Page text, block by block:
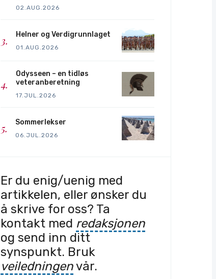
02.AUG.2026
Helner og Verdigrunnlaget
01.AUG.2026
Odysseen – en tidløs
veteranberetning
17.JUL.2026
Sommerlekser
06.JUL.2026
Er du enig/uenig med
artikkelen, eller ønsker du
å skrive for oss? Ta
kontakt med redaksjonen
og send inn ditt
synspunkt. Bruk
veiledningenvår.